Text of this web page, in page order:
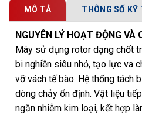
MÔ TẢ THÔNG SỐ KỸ
NGUYÊN LÝ HOẠT ĐỘNG VÀ
Máy sử dụng rotor dạng chốt
bi nghiền siêu nhỏ, tạo lực va
vỡ vách tế bào. Hệ thống tách
dòng chảy ổn định. Vật liệu
ngăn nhiễm kim loại, kết hợp